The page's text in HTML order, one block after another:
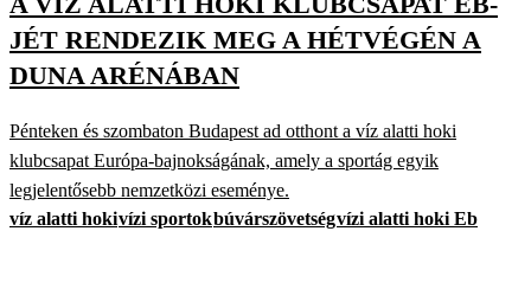
JÉT RENDEZIK MEG A HÉTVÉGÉN A
DUNA ARÉNÁBAN
Pénteken és szombaton Budapest ad otthont a víz alatti hoki
klubcsapat Európa-bajnokságának, amely a sportág egyik
legjelentősebb nemzetközi eseménye.
víz alatti hokivízi sportokbúvárszövetségvízi alatti hoki Eb